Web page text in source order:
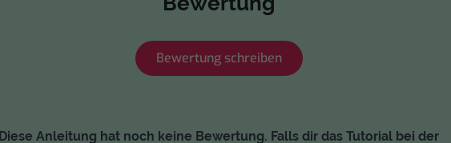
Bewertung schreiben
Diese Anleitung hat noch keine Bewertung. Falls dir das Tutorial bei der